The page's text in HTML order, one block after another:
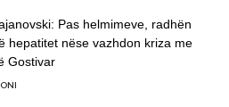
Pas helmimeve, radhën
hepatitet nëse vazhdon kriza me
Gostivar